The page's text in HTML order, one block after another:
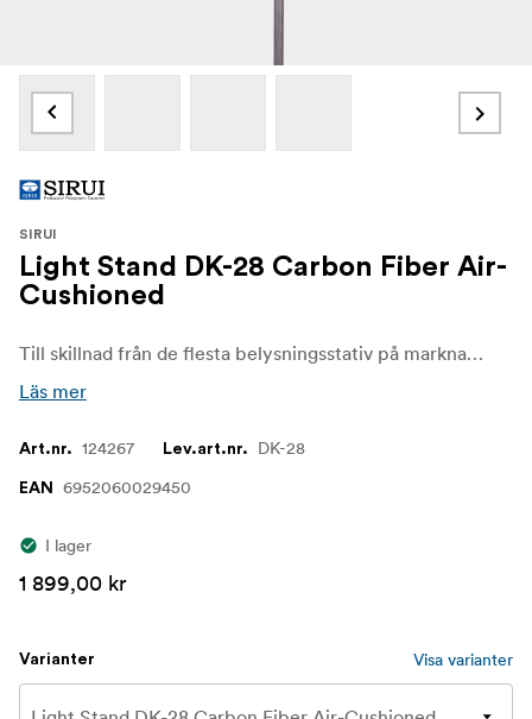
SIRUI
Light Stand DK-28 Carbon Fiber Air-
Cushioned
Till skillnad från de flesta belysningsstativ på marknaden som är byggda av aluminium, så är DK-18 & DK-28 tillverkade av 3K kolfiberväv för att minska vikten och öka stabiliteten.
Läs mer
Art.nr. 124267 Lev.art.nr. DK-28
EAN 6952060029450
I lager
1 899,00 kr
Varianter Visa varianter